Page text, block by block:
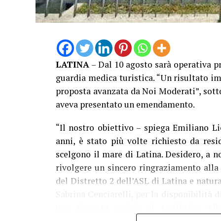
LATINA – Dal 10 agosto sarà operativa
guardia medica turistica. “Un risultato
proposta avanzata da Noi Moderati”,
aveva presentato un emendamento.
“Il nostro obiettivo – spiega Emiliano
anni, è stato più volte richiesto da
scelgono il mare di Latina. Desidero, a
rivolgere un sincero ringraziamento alla
del Distretto 2 dell’ASL di Latina e